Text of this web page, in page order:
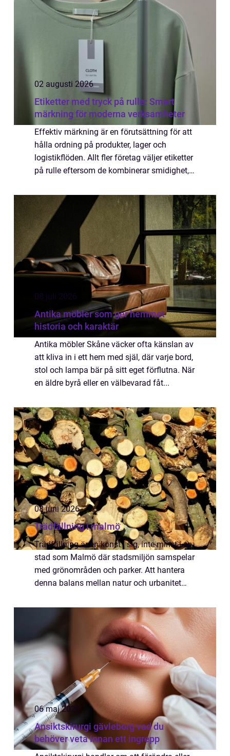
02 augusti 2026
Etiketter med tryck på rulle: Smart
märkning för moderna verksamheter
Effektiv märkning är en förutsättning för att
hålla ordning på produkter, lager och
logistikflöden. Allt fler företag väljer etiketter
på rulle eftersom de kombinerar smidighet,
08 juli 2026
Antika möbler som ger hemmet
historia och karaktär
Antika möbler Skåne väcker ofta känslan av
att kliva in i ett hem med själ, där varje bord,
stol och lampa bär på sitt eget förflutna. När
en äldre byrå eller en välbevarad fåt...
08 juni 2026
Trädfällning i malmö
Trädfällning är en konst i sig, inte minst i en
stad som Malmö där stadsmiljön samspelar
med grönområden och parker. Att hantera
denna balans mellan natur och urbanitet
är känt för sina gröna oaser som utgör ...
06 maj 2026
Ansiktskirurgi gävleborg vad du
behöver veta innan ett ingrepp